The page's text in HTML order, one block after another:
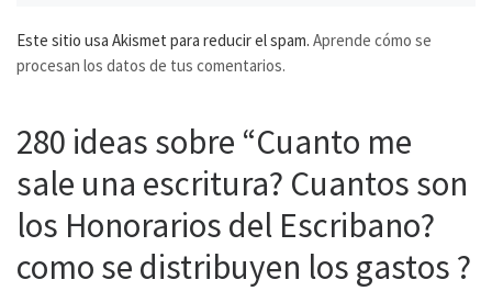
Este sitio usa Akismet para reducir el spam. Aprende cómo se
procesan los datos de tus comentarios.
280 ideas sobre “Cuanto me
sale una escritura? Cuantos son
los Honorarios del Escribano?
como se distribuyen los gastos ?